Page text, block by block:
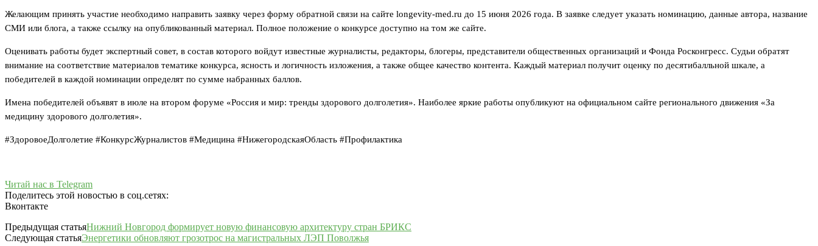
Желающим принять участие необходимо направить заявку через форму обратной связи на сайте longevity-med.ru до 15 июня 2026 года. В заявке следует указать номинацию, данные автора, название
СМИ или блога, а также ссылку на опубликованный материал. Полное положение о конкурсе доступно на том же сайте.
Оценивать работы будет экспертный совет, в состав которого войдут известные журналисты, редакторы, блогеры, представители общественных организаций и Фонда Росконгресс. Судьи обратят
внимание на соответствие материалов тематике конкурса, ясность и логичность изложения, а также общее качество контента. Каждый материал получит оценку по десятибалльной шкале, а
победителей в каждой номинации определят по сумме набранных баллов.
Имена победителей объявят в июле на втором форуме «Россия и мир: тренды здорового долголетия». Наиболее яркие работы опубликуют на официальном сайте регионального движения «За
медицину здорового долголетия».
#ЗдоровоеДолголетие #КонкурсЖурналистов #Медицина #НижегородскаяОбласть #Профилактика
Читай нас в Telegram
Поделитесь этой новостью в соц.сетях:
Вконтакте
Предыдущая статьяНижний Новгород формирует новую финансовую архитектуру стран БРИКС
Следующая статьяЭнергетики обновляют грозотрос на магистральных ЛЭП Поволжья